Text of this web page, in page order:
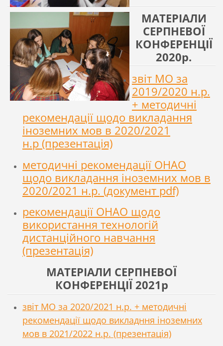
МАТЕРІАЛИ
СЕРПНЕВОЇ
КОНФЕРЕНЦІЇ
2020р.
звіт МО за
2019/2020 н.р.
+ методичні
рекомендації щодо викладання
іноземних мов в 2020/2021
н.р (презентація)
методичні рекомендації ОНАО
щодо викладання іноземних мов в
2020/2021 н.р. (документ pdf)
рекомендації ОНАО щодо
використання технологій
дистанційного навчання
(презентація)
МАТЕРІАЛИ СЕРПНЕВОЇ
КОНФЕРЕНЦІЇ 2021р
звіт МО за 2020/2021 н.р. + методичні
рекомендації щодо викладння іноземних
мов в 2021/2022 н.р. (презентація)